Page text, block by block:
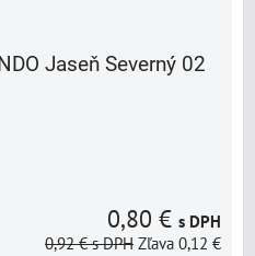
Jaseň Severný 02
0,80 € s DPH
0,92 €s DPH Zľava 0,12 €